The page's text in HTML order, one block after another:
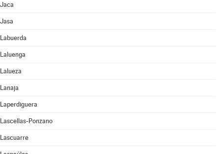
Jaca
Jasa
Labuerda
Laluenga
Lalueza
Lanaja
Laperdiguera
Lascellas-Ponzano
Lascuarre